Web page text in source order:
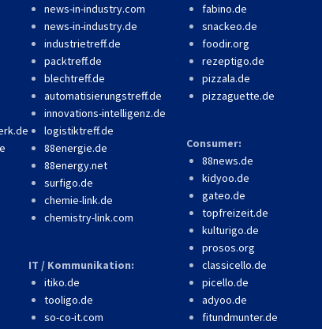
news-in-industry.com
news-in-industry.de
industrietreff.de
packtreff.de
blechtreff.de
automatisierungstreff.de
innovations-intelligenz.de
logistiktreff.de
88energie.de
88energy.net
surfigo.de
chemie-link.de
chemistry-link.com
IT / Kommunikation:
itiko.de
tooligo.de
so-co-it.com
fabino.de
snackeo.de
foodir.org
rezeptigo.de
pizzala.de
pizzaguette.de
Consumer:
88news.de
kidyoo.de
gateo.de
topfreizeit.de
kulturigo.de
prosos.org
classicello.de
picello.de
adyoo.de
fitundmunter.de